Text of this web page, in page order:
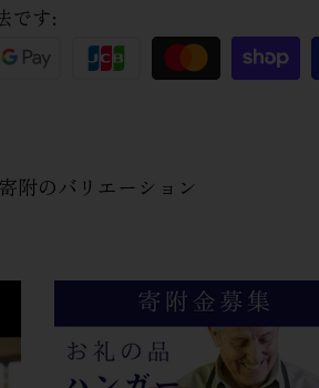
です:
附の​バリエーション